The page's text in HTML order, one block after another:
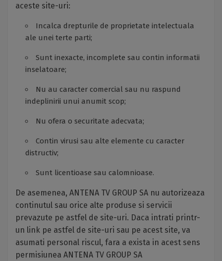
aceste site-uri:
Incalca drepturile de proprietate intelectuala
ale unei terte parti;
Sunt inexacte, incomplete sau contin informatii
inselatoare;
Nu au caracter comercial sau nu raspund
indeplinirii unui anumit scop;
Nu ofera o securitate adecvata;
Contin virusi sau alte elemente cu caracter
distructiv;
Sunt licentioase sau calomnioase.
De asemenea, ANTENA TV GROUP SA nu autorizeaza
continutul sau orice alte produse si servicii
prevazute pe astfel de site-uri. Daca intrati printr-
un link pe astfel de site-uri sau pe acest site, va
asumati personal riscul, fara a exista in acest sens
permisiunea ANTENA TV GROUP SA